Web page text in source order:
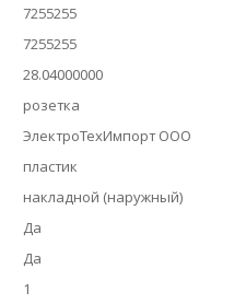
7255255
7255255
28.04000000
розетка
ЭлектроТехИмпорт ООО
пластик
накладной (наружный)
Да
Да
1